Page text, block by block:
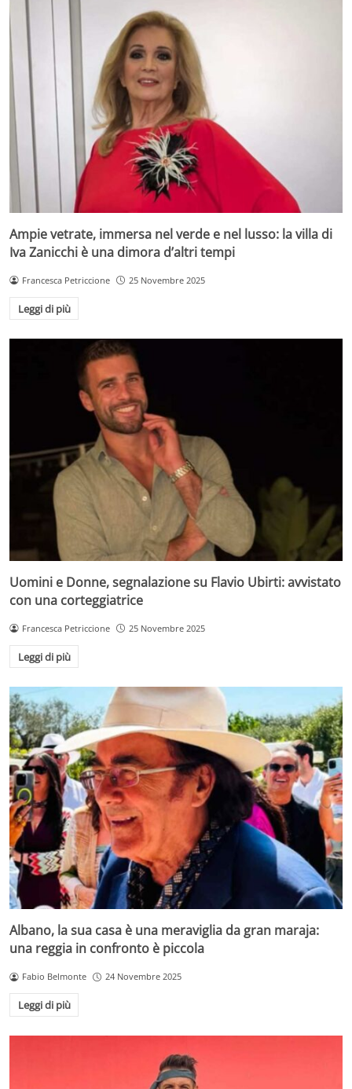
Ampie vetrate, immersa nel verde e nel lusso: la villa di
Iva Zanicchi è una dimora d’altri tempi
Francesca Petriccione 25 Novembre 2025
Leggi di più
Uomini e Donne, segnalazione su Flavio Ubirti: avvistato
con una corteggiatrice
Francesca Petriccione 25 Novembre 2025
Leggi di più
Albano, la sua casa è una meraviglia da gran maraja:
una reggia in confronto è piccola
Fabio Belmonte 24 Novembre 2025
Leggi di più